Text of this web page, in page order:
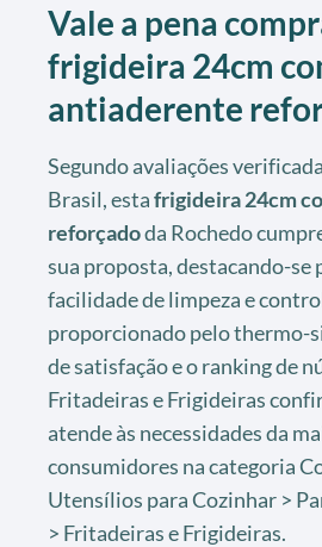
Vale a pena
frigideira 24cm
antiaderente
Segundo avaliações
Brasil, estafrigideira 24cm
reforçadoda Rochedo
sua proposta, destacando-se
facilidade de limpeza e
proporcionado pelo thermo-
de satisfação e o ranking de
Fritadeiras e Frigideiras
atende às necessidades da
consumidores na categoria
Utensílios para Cozinhar >
> Fritadeiras e Frigideiras.